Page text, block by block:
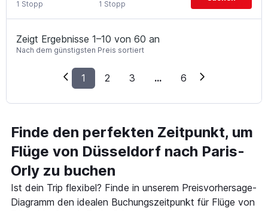
1 Stopp 1 Stopp
Zeigt Ergebnisse 1–10 von 60 an
Nach dem günstigsten Preis sortiert
1 2 3 ... 6
Finde den perfekten Zeitpunkt, um
Flüge von Düsseldorf nach Paris-
Orly zu buchen
Ist dein Trip flexibel? Finde in unserem Preisvorhersage-
Diagramm den idealen Buchungszeitpunkt für Flüge von